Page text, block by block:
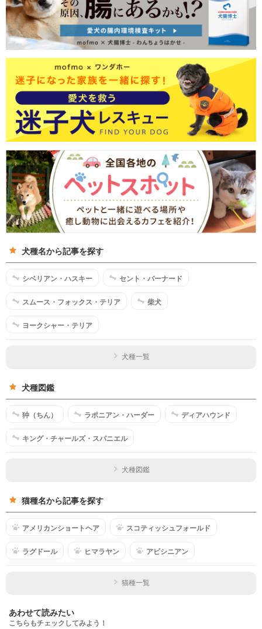
犬種名から記事を探す
シベリアン・ハスキー セント・バーナード
スムース・フォックス・テリア 柴犬
ヨークシャー・テリア
犬種一覧
犬種図鑑
狆（ちん） ラポニアン・ハーダー ディアハウンド
キング・チャールズ・スパニエル
犬種図鑑
猫種名から記事を探す
アメリカンショートヘア スコティッシュフォールド
ラグドール ヒマラヤン アビシニアン
猫種一覧
あわせて読みたい
こちらもチェックしてみよう！